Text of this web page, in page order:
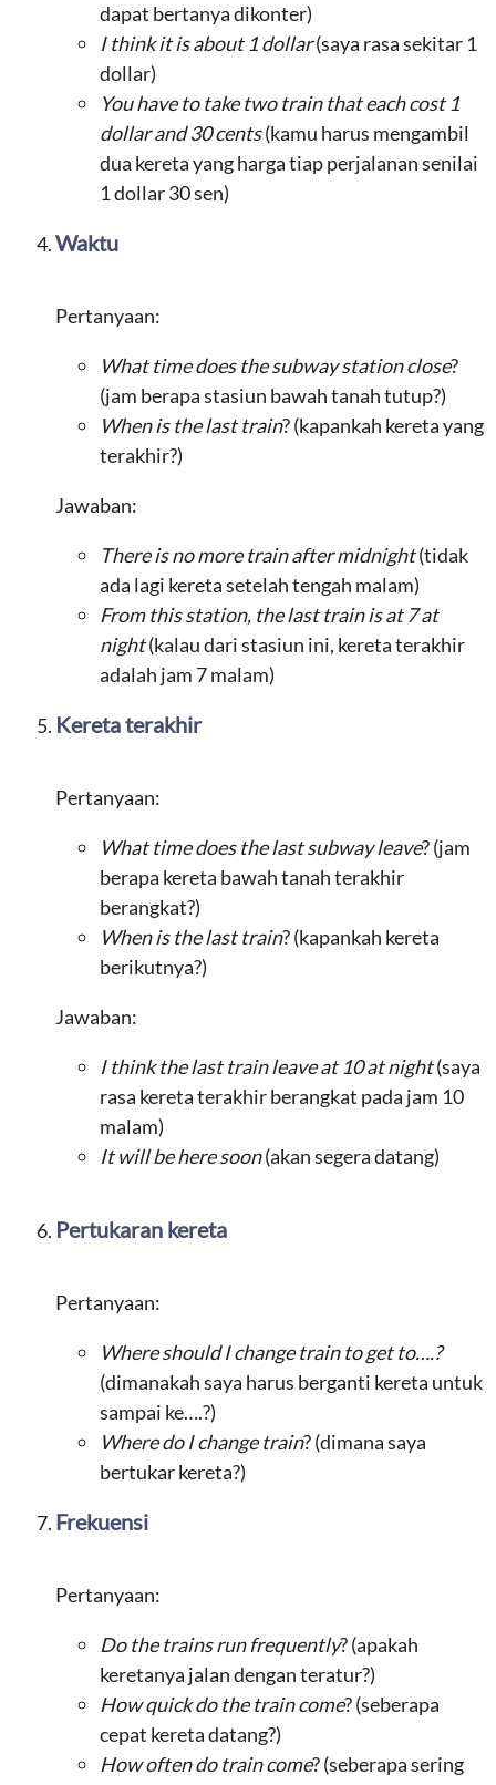
dapat bertanya dikonter)
I think it is about 1 dollar(saya rasa sekitar 1
dollar)
You have to take two train that each cost 1
dollar and 30 cents(kamu harus mengambil
dua kereta yang harga tiap perjalanan senilai
1 dollar 30 sen)
Waktu
Pertanyaan:
What time does the subway station close?
(jam berapa stasiun bawah tanah tutup?)
When is the last train? (kapankah kereta yang
terakhir?)
Jawaban:
There is no more train after midnight(tidak
ada lagi kereta setelah tengah malam)
From this station, the last train is at 7 at
night(kalau dari stasiun ini, kereta terakhir
adalah jam 7 malam)
Kereta terakhir
Pertanyaan:
What time does the last subway leave? (jam
berapa kereta bawah tanah terakhir
berangkat?)
When is the last train? (kapankah kereta
berikutnya?)
Jawaban:
I think the last train leave at 10 at night(saya
rasa kereta terakhir berangkat pada jam 10
malam)
It will be here soon(akan segera datang)
Pertukaran kereta
Pertanyaan:
Where should I change train to get to….?
(dimanakah saya harus berganti kereta untuk
sampai ke….?)
Where do I change train? (dimana saya
bertukar kereta?)
Frekuensi
Pertanyaan:
Do the trains run frequently? (apakah
keretanya jalan dengan teratur?)
How quick do the train come? (seberapa
cepat kereta datang?)
How often do train come? (seberapa sering